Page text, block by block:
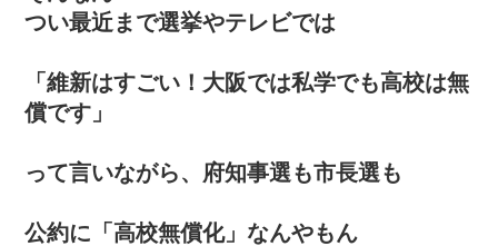
つい最近まで選挙やテレビでは
「維新はすごい！大阪では私学でも高校は無
償です」
って言いながら、府知事選も市長選も
公約に「高校無償化」なんやもん